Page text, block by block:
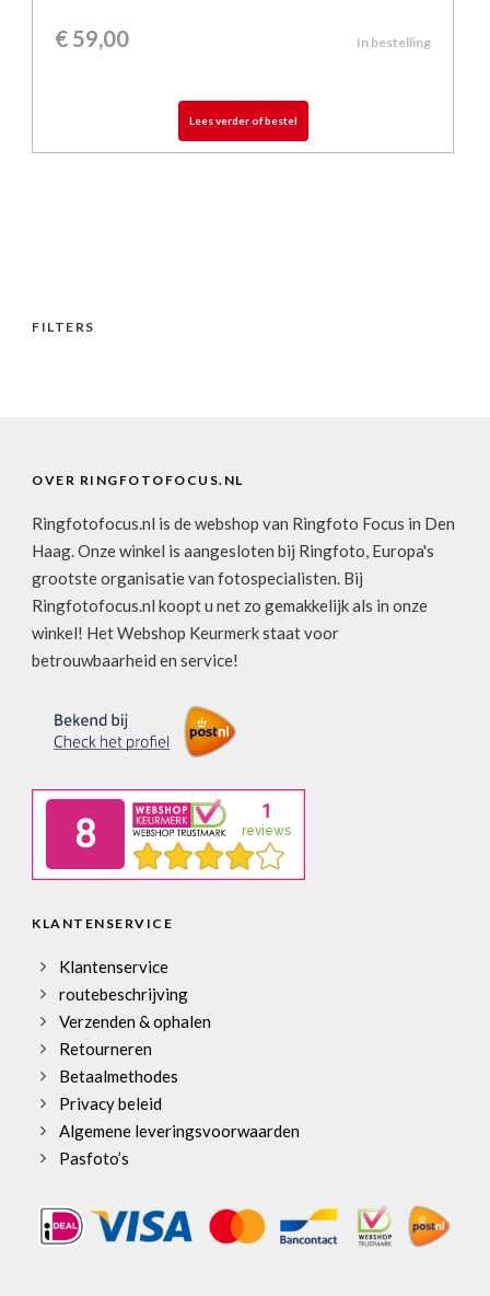
€ 59,00 In bestelling
Lees verder of bestel
FILTERS
OVER RINGFOTOFOCUS.NL
Ringfotofocus.nl is de webshop van Ringfoto Focus in Den
Haag. Onze winkel is aangesloten bij Ringfoto, Europa's
grootste organisatie van fotospecialisten. Bij
Ringfotofocus.nl koopt u net zo gemakkelijk als in onze
winkel! Het Webshop Keurmerk staat voor
betrouwbaarheid en service!
KLANTENSERVICE
Klantenservice
routebeschrijving
Verzenden & ophalen
Retourneren
Betaalmethodes
Privacy beleid
Algemene leveringsvoorwaarden
Pasfoto’s